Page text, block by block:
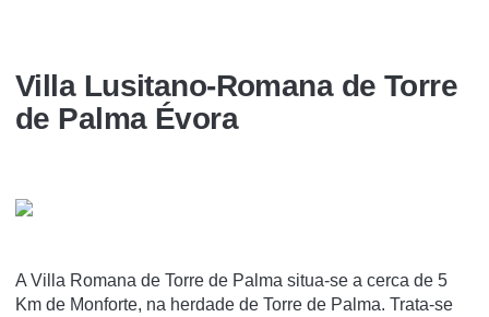
Villa Lusitano-Romana de Torre
de Palma Évora
A Villa Romana de Torre de Palma situa-se a cerca de 5
Km de Monforte, na herdade de Torre de Palma. Trata-se